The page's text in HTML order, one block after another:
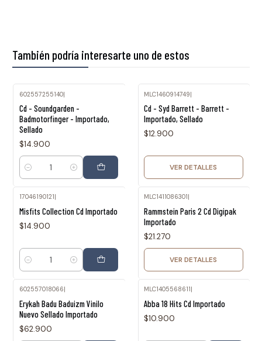
También podría interesarte uno de estos
602557255140|
Cd - Soundgarden -
Badmotorfinger - Importado,
Sellado
$14.900
Cantidad
MLC1460914749|
Cd - Syd Barrett - Barrett -
Importado, Sellado
$12.900
VER DETALLES
17046190121
Misfits Collection Cd Importado
$14.900
Cantidad
MLC1411086301
Rammstein Paris 2 Cd Digipak
Importado
$21.270
VER DETALLES
602557018066|
Erykah Badu Baduizm Vinilo
Nuevo Sellado Importado
$62.900
MLC1405568611|
Abba 18 Hits Cd Importado
$10.900